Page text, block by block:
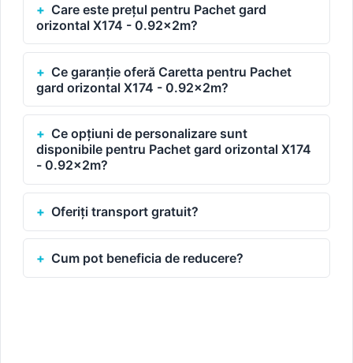
Care este prețul pentru Pachet gard
orizontal X174 - 0.92x2m?
Ce garanție oferă Caretta pentru Pachet
gard orizontal X174 - 0.92x2m?
Ce opțiuni de personalizare sunt
disponibile pentru Pachet gard orizontal X174
- 0.92x2m?
Oferiți transport gratuit?
Cum pot beneficia de reducere?